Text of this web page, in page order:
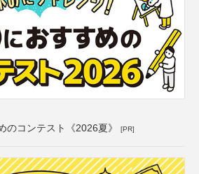
のコンテスト《2026夏》 [PR]